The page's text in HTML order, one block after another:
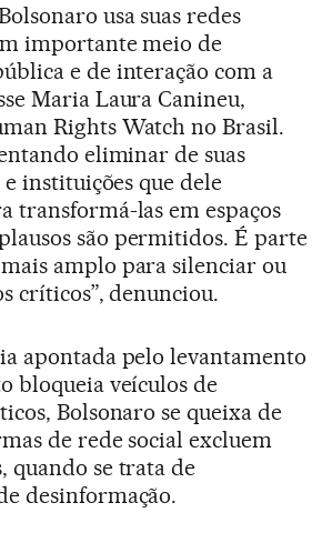
usa suas redes
importante meio de
e de interação com a
Maria Laura Canineu,
Rights Watch no Brasil.
eliminar de suas
e instituições que dele
transformá-las em espaços
são permitidos. É parte
amplo para silenciar ou
críticos”, denunciou.
apontada pelo levantamento
bloqueia veículos de
Bolsonaro se queixa de
de rede social excluem
quando se trata de
desinformação.